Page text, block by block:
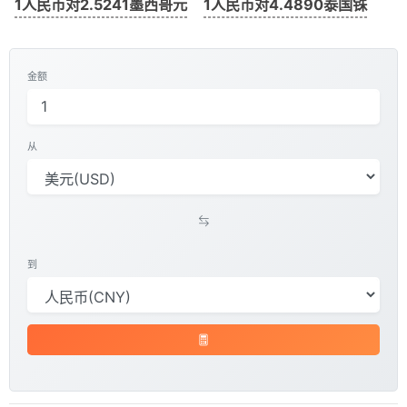
1人民币对2.5241墨西哥元 1人民币对4.4890泰国铢
金额
从
到